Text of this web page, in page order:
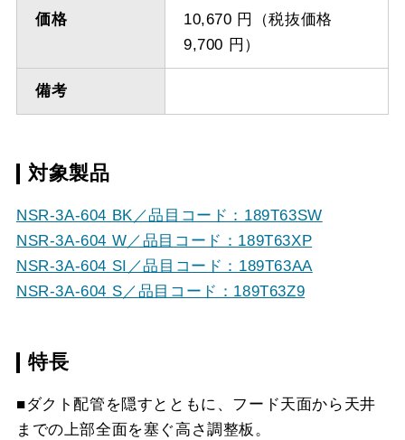
価格
10,670 円（税抜価格
9,700 円）
備考
対象製品
NSR-3A-604 BK／品目コード：189T63SW
NSR-3A-604 W／品目コード：189T63XP
NSR-3A-604 SI／品目コード：189T63AA
NSR-3A-604 S／品目コード：189T63Z9
特長
■ダクト配管を隠すとともに、フード天面から天井
までの上部全面を塞ぐ高さ調整板。